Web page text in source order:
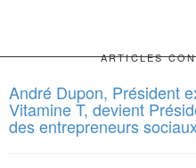
ARTICLES
André Dupon, Président
Vitamine T, devient
des entrepreneurs